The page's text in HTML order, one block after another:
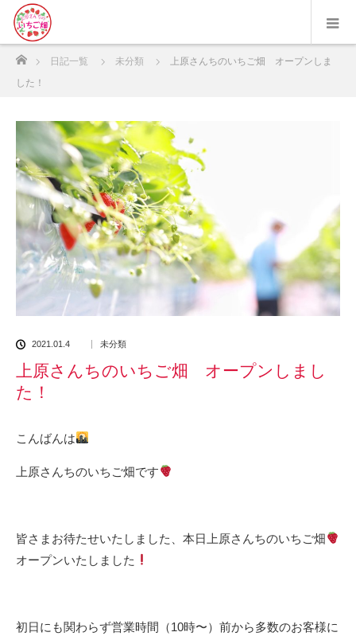
ホーム
日記一覧 未分類
上原さんちのいちご畑 オープンしま
した！
2021.01.4 未分類
上原さんちのいちご畑 オープンしまし
た！
こんばんは
上原さんちのいちご畑です
皆さまお待たせいたしました、本日上原さんちのいちご畑
オープンいたしました
初日にも関わらず営業時間（10時〜）前から多数のお客様に